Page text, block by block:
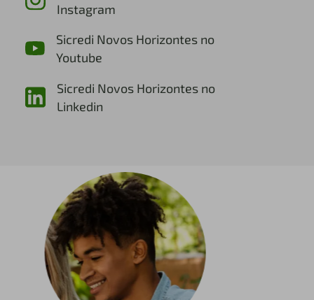
Instagram
Sicredi Novos Horizontes no
Youtube
Sicredi Novos Horizontes no
Linkedin